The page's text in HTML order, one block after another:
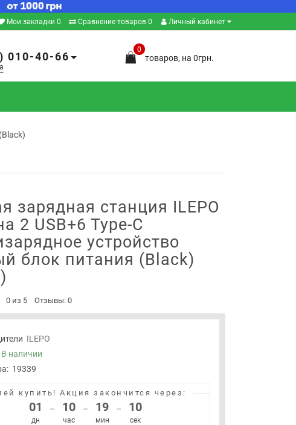
Мои закладки 0 Сравнение товаров 0 Личный кабинет
0
товаров, на 0грн.
010-40-66
зарядная станция ILEPO
2 USB+6 Type-C
устройство
блок питания (Black)
0 из 5 Отзывы: 0
ILEPO
В наличии
19339
купить! Акция закончится через:
01
дн
– 10
час
– 19
мин
– 09
сек